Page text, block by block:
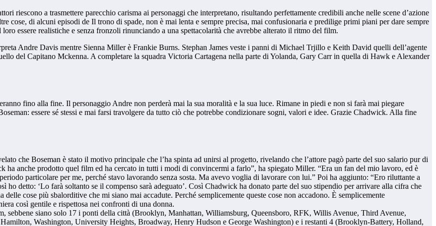
riescono a trasmettere parecchio carisma ai personaggi che interpretano, risultando perfettamente credibili anche nelle scene d’azione
di alcuni episodi de Il trono di spade, non è mai lenta e sempre precisa, mai confusionaria e predilige primi piani per dare sempre
essere realistiche e senza fronzoli rinunciando a una spettacolarità che avrebbe alterato il ritmo del film.
Andre Davis mentre Sienna Miller è Frankie Burns. Stephan James veste i panni di Michael Trjillo e Keith David quelli dell’agente
del Capitano Mckenna. A completare la squadra Victoria Cartagena nella parte di Yolanda, Gary Carr in quella di Hawk e Alexander
fino alla fine. Il personaggio Andre non perderà mai la sua moralità e la sua luce. Rimane in piedi e non si farà mai piegare
essere sé stessi e mai farsi travolgere da tutto ciò che potrebbe condizionare sogni, valori e idee. Grazie Chadwick. Alla fine
che Boseman è stato il motivo principale che l’ha spinta ad unirsi al progetto, rivelando che l’attore pagò parte del suo salario pur di
ha anche prodotto quel film ed ha cercato in tutti i modi di convincermi a farlo”, ha spiegato Miller. “Era un fan del mio lavoro, ed è
particolare per me, perché stavo lavorando senza sosta. Ma avevo voglia di lavorare con lui.” Poi ha aggiunto: “Ero riluttante a
ho detto: ‘Lo farà soltanto se il compenso sarà adeguato’. Così Chadwick ha donato parte del suo stipendio per arrivare alla cifra che
cose più sbalorditive che mi siano mai accadute. Perché semplicemente queste cose non accadono. È semplicemente
così gentile e rispettosa nei confronti di una donna.
sebbene siano solo 17 i ponti della città (Brooklyn, Manhattan, Williamsburg, Queensboro, RFK, Willis Avenue, Third Avenue,
Washington, University Heights, Broadway, Henry Hudson e George Washington) e i restanti 4 (Brooklyn-Battery, Holland,